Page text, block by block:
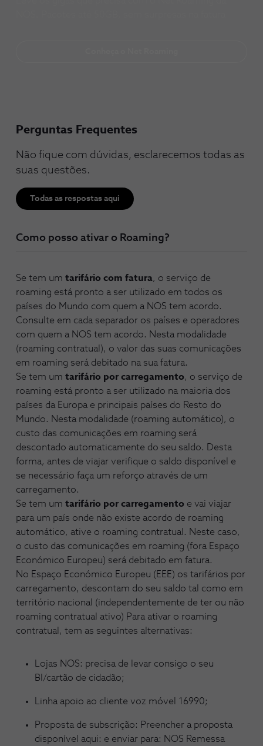
Perguntas Frequentes
Não fique com dúvidas, esclarecemos todas as
suas questões.
Todas as respostas aqui
Como posso ativar o Roaming?
Se tem um tarifário com fatura, o serviço de
roaming está pronto a ser utilizado em todos os
países do Mundo com quem a NOS tem acordo.
Consulte em cada separador os países e operadores
com quem a NOS tem acordo. Nesta modalidade
(roaming contratual), o valor das suas comunicações
em roaming será debitado na sua fatura.
Se tem um tarifário por carregamento, o serviço de
roaming está pronto a ser utilizado na maioria dos
países da Europa e principais países do Resto do
Mundo. Nesta modalidade (roaming automático), o
custo das comunicações em roaming será
descontado automaticamente do seu saldo. Desta
forma, antes de viajar verifique o saldo disponível e
se necessário faça um reforço através de um
carregamento.
Se tem um tarifário por carregamento e vai viajar
para um país onde não existe acordo de roaming
automático, ative o roaming contratual. Neste caso,
o custo das comunicações em roaming (fora Espaço
Económico Europeu) será debitado em fatura.
No Espaço Económico Europeu (EEE) os tarifários por
carregamento, descontam do seu saldo tal como em
território nacional (independentemente de ter ou não
roaming contratual ativo) Para ativar o roaming
contratual, tem as seguintes alternativas:
Lojas NOS: precisa de levar consigo o seu
BI/cartão de cidadão;
Linha apoio ao cliente voz móvel 16990;
Proposta de subscrição: Preencher a proposta
disponível aqui: e enviar para: NOS Remessa